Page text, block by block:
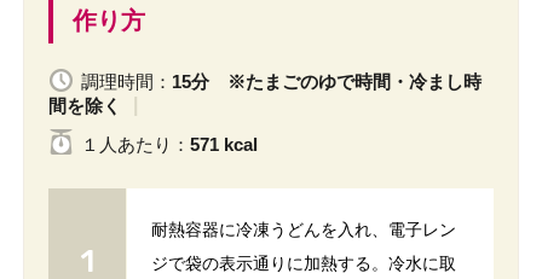
作り方
調理時間： 15分 ※たまごのゆで時間・冷まし時
間を除く
１人 あたり ： 571 kcal
耐熱容器に冷凍うどんを入れ、電子レン
ジで袋の表示通りに加熱する。冷水に取